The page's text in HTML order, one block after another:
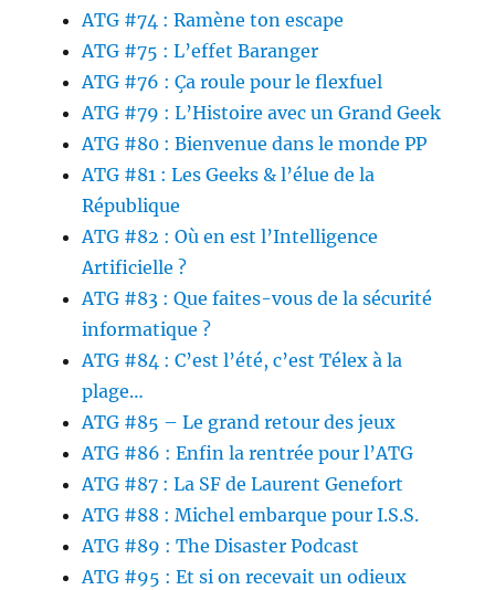
ATG #74 : Ramène ton escape
ATG #75 : L’effet Baranger
ATG #76 : Ça roule pour le flexfuel
ATG #79 : L’Histoire avec un Grand Geek
ATG #80 : Bienvenue dans le monde PP
ATG #81 : Les Geeks & l’élue de la
République
ATG #82 : Où en est l’Intelligence
Artificielle ?
ATG #83 : Que faites-vous de la sécurité
informatique ?
ATG #84 : C’est l’été, c’est Télex à la
plage…
ATG #85 – Le grand retour des jeux
ATG #86 : Enfin la rentrée pour l’ATG
ATG #87 : La SF de Laurent Genefort
ATG #88 : Michel embarque pour I.S.S.
ATG #89 : The Disaster Podcast
ATG #95 : Et si on recevait un odieux